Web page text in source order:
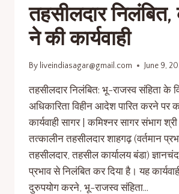
तहसीलदार निलंबित,
ने की कार्यवाही
By liveindiasagar@gmail.com June 9,
तहसीलदार निलंबित: भू-राजस्व संहिता के
अधिकारिता विहीन आदेश पारित करने पर
कार्यवाही सागर | कमिश्नर सागर संभाग
तत्कालीन तहसीलदार शाहगढ़ (वर्तमान
तहसीलदार, तहसील कार्यालय बंडा)
प्रभाव से निलंबित कर दिया है। यह
दुरुपयोग करने, भू-राजस्व संहिता…